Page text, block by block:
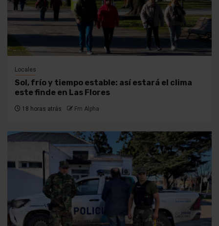
Locales
Sol, frío y tiempo estable: así estará el clima
este finde en Las Flores
18 horas atrás Fm Alpha